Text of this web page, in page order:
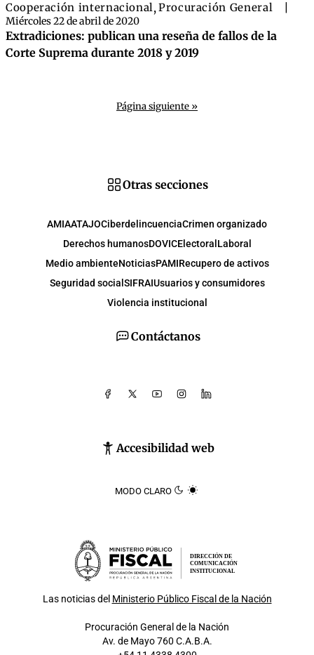
Cooperación internacional,Procuración General
Miércoles 22 de abril de 2020
Extradiciones: publican una reseña de fallos de la
Corte Suprema durante 2018 y 2019
Página siguiente »
Contáctanos
Accesibilidad web
MODO CLARO
Otras secciones
AMIAATAJOCiberdelincuenciaCrimen organizado
Derechos humanosDOVICElectoral Laboral
Medio ambienteNoticiasPAMIRecupero de activos
Seguridad social SIFRAIUsuarios y consumidores
Violencia institucional
DIRECCIÓN DE
COMUNICACIÓN
INSTITUCIONAL
Las noticias del Ministerio Público Fiscal de la Nación
Procuración General de la Nación
Av. de Mayo 760 C.A.B.A.